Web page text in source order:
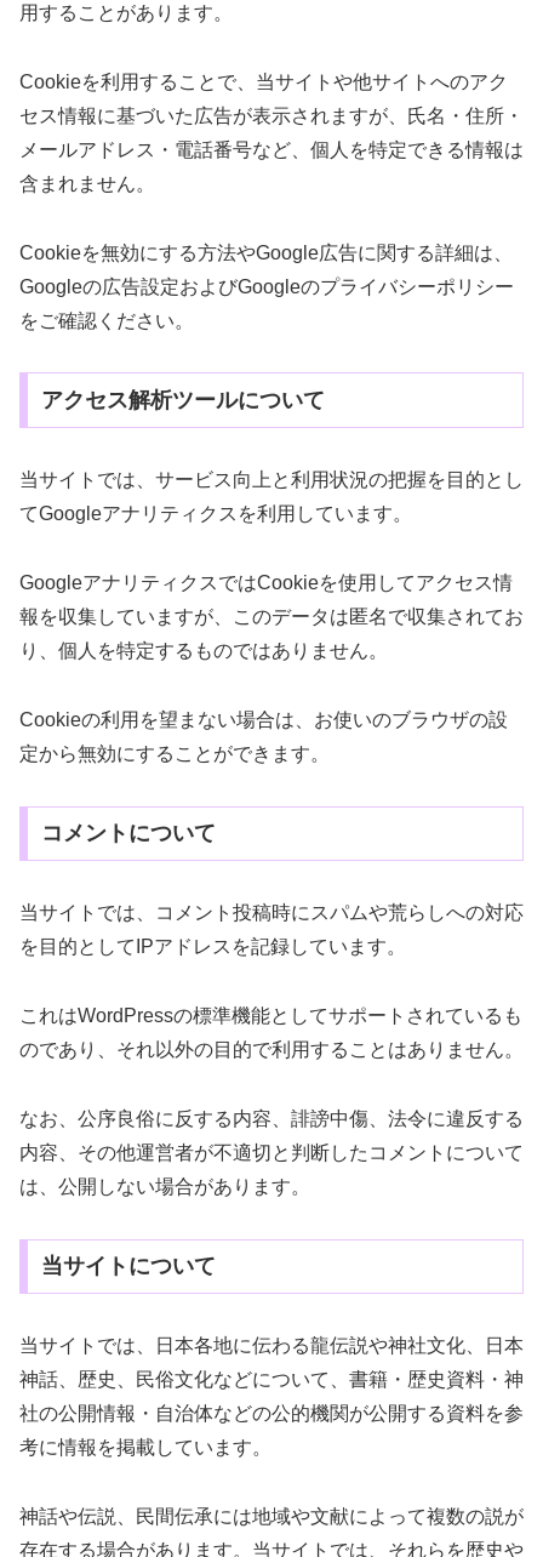
用することがあります。
Cookieを利用することで、当サイトや他サイトへのアク
セス情報に基づいた広告が表示されますが、氏名・住所・
メールアドレス・電話番号など、個人を特定できる情報は
含まれません。
Cookieを無効にする方法やGoogle広告に関する詳細は、
Googleの広告設定およびGoogleのプライバシーポリシー
をご確認ください。
アクセス解析ツールについて
当サイトでは、サービス向上と利用状況の把握を目的とし
てGoogleアナリティクスを利用しています。
GoogleアナリティクスではCookieを使用してアクセス情
報を収集していますが、このデータは匿名で収集されてお
り、個人を特定するものではありません。
Cookieの利用を望まない場合は、お使いのブラウザの設
定から無効にすることができます。
コメントについて
当サイトでは、コメント投稿時にスパムや荒らしへの対応
を目的としてIPアドレスを記録しています。
これはWordPressの標準機能としてサポートされているも
のであり、それ以外の目的で利用することはありません。
なお、公序良俗に反する内容、誹謗中傷、法令に違反する
内容、その他運営者が不適切と判断したコメントについて
は、公開しない場合があります。
当サイトについて
当サイトでは、日本各地に伝わる龍伝説や神社文化、日本
神話、歴史、民俗文化などについて、書籍・歴史資料・神
社の公開情報・自治体などの公的機関が公開する資料を参
考に情報を掲載しています。
神話や伝説、民間伝承には地域や文献によって複数の説が
存在する場合があります。当サイトでは、それらを歴史や